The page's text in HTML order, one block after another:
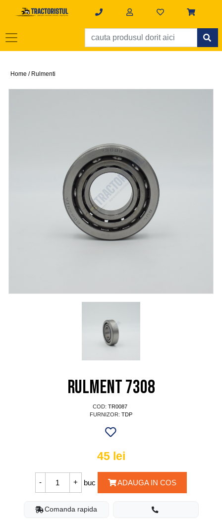
Home / Rulmenti
Rulment 7308
COD: TR0087
FURNIZOR: TDP
45 lei
buc ADAUGA IN COS
Comanda rapida